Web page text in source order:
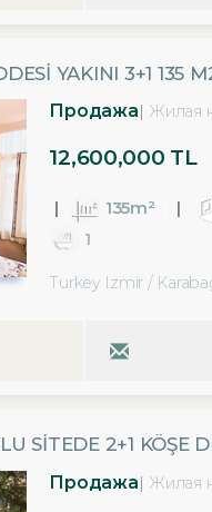
YAKINI 3+1 135
Продажа Жилая
12,600,000 TL
135m²
1
Turkey Izmir /
SITEDE 2+1 KÖŞE
Продажа Жилая